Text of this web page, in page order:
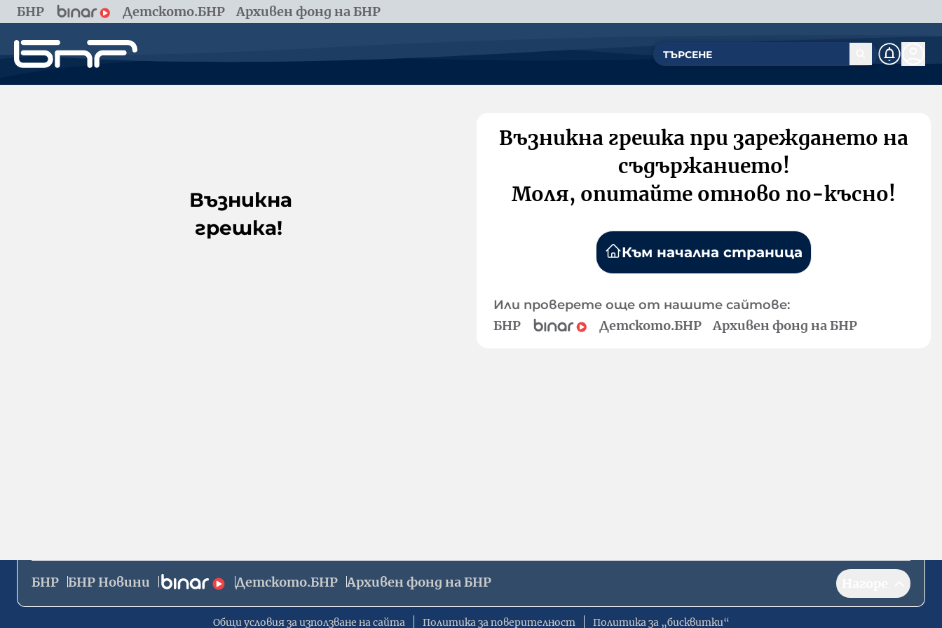
БНР Детското.БНР Архивен фонд на БНР
Възникна
грешка!
Възникна грешка при зареждането на
съдържанието!
Моля, опитайте отново по-късно!
Към начална страница
Или проверете още от нашите сайтове:
БНР Детското.БНР Архивен фонд на БНР
БНР БНР Новини Детското.БНР Архивен фонд на БНР
Общи условия за използване на сайта Политика за поверителност Политика за „бисквитки“